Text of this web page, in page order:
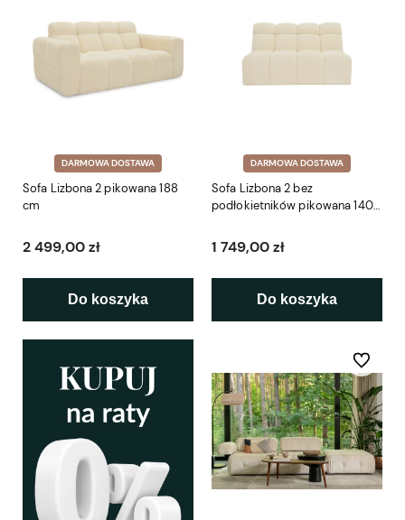
DARMOWA DOSTAWA
Sofa Lizbona 2 pikowana 188
cm
2 499,00 zł
Do koszyka
DARMOWA DOSTAWA
Sofa Lizbona 2 bez
podłokietników pikowana 140
1 749,00 zł
Do koszyka
Do